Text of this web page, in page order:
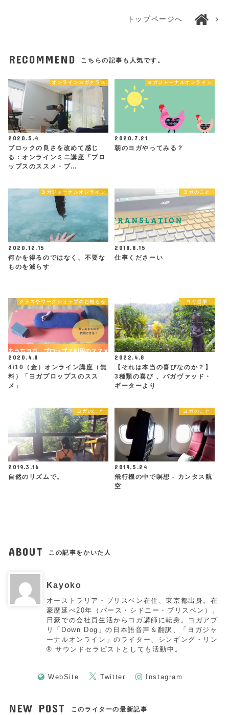
トップページへ
RECOMMEND こちらの記事も人気です。
オンラインヨガクラス
2020.5.4
ブロックの良さを改めて感じ
る：オンラインミニ講座「プロ
ップスのススメ・ブ…
ヨガジャーナルオンライン
2020.7.21
朝のヨガやってみる？
ヨガジャーナルオンライン
2020.12.15
何かを得るのではなく、不要な
ものを減らす
ヨガのこと
2018.8.15
仕事くださーい
クラスやワークショップのお知らせ
2020.4.8
4/10（金）オンライン講座（無
料）「ヨガプロップスのスス
メ」
ヨガ哲学
2022.4.8
【それは本当の喜びなのか？】
3種類の喜び 、バガヴァッド・
ギーターより
ヨガのこと
2019.3.16
自然のリズムで。
ヨガのこと
2019.5.24
飛行機の中で瞑想 - カンタス航
空
ABOUT この記事をかいた人
Kayoko
オーストラリア・ブリスベン在住、東京都出身。在
豪歴延べ20年（パース・シドニー・ブリスベン）。
日豪での会社員生活からヨガ講師に転身。ヨガアプ
リ「Down Dog」の日本語音声＆翻訳、「ヨガジャ
ーナルオンライン」のライター、シンギング・リン
®︎ サウンドセラピストとしても活動中。
WebSite Twitter Instagram
NEW POST このライターの最新記事